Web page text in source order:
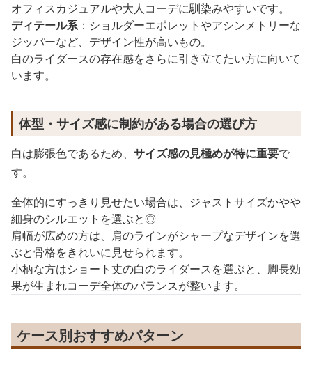
オフィスカジュアルや大人コーデに馴染みやすいです。
ディテール系：ショルダーエポレットやアシンメトリーな
ジッパーなど、デザイン性が高いもの。
白のライダースの存在感をさらに引き立てたい方に向いて
います。
体型・サイズ感に制約がある場合の選び方
白は膨張色であるため、 サイズ感の見極めが特に重要で
す。
全体的にすっきり見せたい場合は、ジャストサイズかやや
細身のシルエットを選ぶと◎
肩幅が広めの方は、肩のラインがシャープなデザインを選
ぶと骨格をきれいに見せられます。
小柄な方はショート丈の白のライダースを選ぶと、脚長効
果が生まれコーデ全体のバランスが整います。
ケース別おすすめパターン